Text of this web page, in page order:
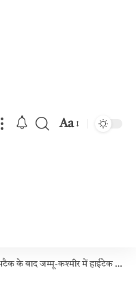
Aa
में हाईटेक सुरक्षा: “AI कमांडो” और अत्याधुनिक तकनीक से आतंकियों पर नकेल